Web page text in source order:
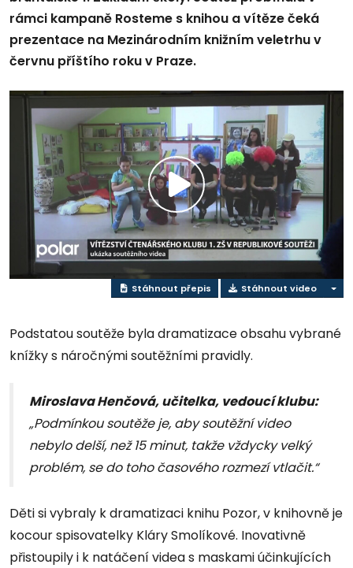
rámci kampaně Rosteme s knihou a vítěze čeká
prezentace na Mezinárodním knižním veletrhu v
červnu příštího roku v Praze.
Přehrát
video
Stáhnout přepis Stáhnout video
Podstatou soutěže byla dramatizace obsahu vybrané
knížky s náročnými soutěžními pravidly.
Miroslava Henčová, učitelka, vedoucí klubu:
„Podmínkou soutěže je, aby soutěžní video
nebylo delší, než 15 minut, takže vždycky velký
problém, se do toho časového rozmezí vtlačit.“
Děti si vybraly k dramatizaci knihu Pozor, v knihovně je
kocour spisovatelky Kláry Smolíkové. Inovativně
přistoupily i k natáčení videa s maskami účinkujících